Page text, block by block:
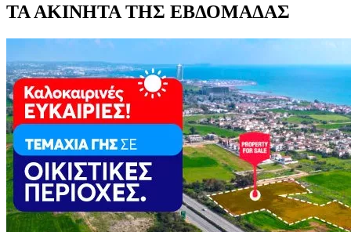
ΤΑ ΑΚΙΝΗΤΑ ΤΗΣ ΕΒΔΟΜΑΔΑΣ